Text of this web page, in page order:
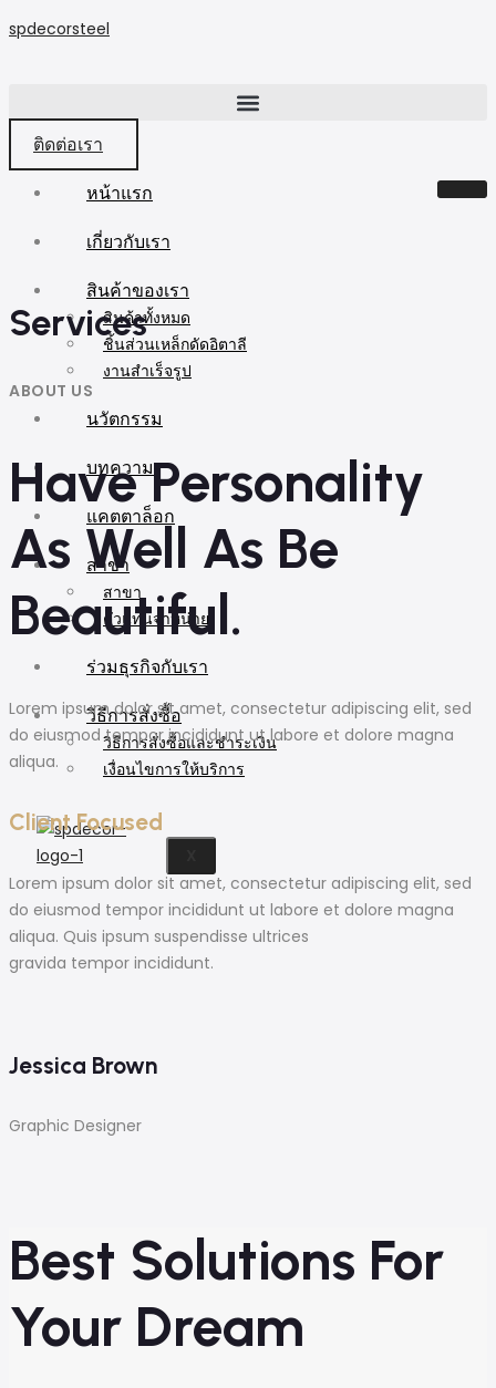
spdecorsteel
ติดต่อเรา
หน้าแรก
เกี่ยวกับเรา
สินค้าของเรา
สินค้าทั้งหมด
ชิ้นส่วนเหล็กดัดอิตาลี
งานสำเร็จรูป
นวัตกรรม
บทความ
แคตตาล็อก
สาขา
สาขา
ตัวแทนจำหน่าย
ร่วมธุรกิจกับเรา
วิธีการสั่งซื้อ
วิธีการสั่งซื้อและชำระเงิน
เงื่อนไขการให้บริการ
Services
ABOUT US
Have Personality
As Well As Be
Beautiful.
Lorem ipsum dolor sit amet, consectetur adipiscing elit, sed
do eiusmod tempor incididunt ut labore et dolore magna
aliqua.
Client Focused
Lorem ipsum dolor sit amet, consectetur adipiscing elit, sed
do eiusmod tempor incididunt ut labore et dolore magna
aliqua. Quis ipsum suspendisse ultrices
gravida tempor incididunt.
Jessica Brown
Graphic Designer
Best Solutions For
Your Dream